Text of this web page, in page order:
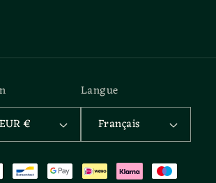
Italie | EUR €
Langue
Français